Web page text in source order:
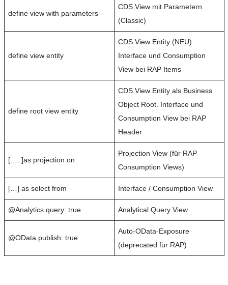
define view with parameters
CDS View mit Parametern
(Classic)
define view entity
CDS View Entity (NEU)
Interface und Consumption
View bei RAP Items
define root view entity
CDS View Entity als Business
Object Root. Interface und
Consumption View bei RAP
Header
[…. ]as projection on
Projection View (für RAP
Consumption Views)
[…] as select from Interface / Consumption View
@Analytics.query: true Analytical Query View
@OData.publish: true
Auto-OData-Exposure
(deprecated für RAP)